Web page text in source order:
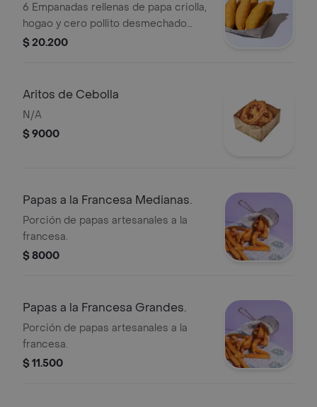
6 Empanadas rellenas de papa criolla,
hogao y cero pollito desmechado
(proteína vegana), acompañas de
$ 20.200
Aritos de Cebolla
N/A
$ 9000
Papas a la Francesa Medianas.
Porción de papas artesanales a la
francesa.
$ 8000
Papas a la Francesa Grandes.
Porción de papas artesanales a la
francesa.
$ 11.500